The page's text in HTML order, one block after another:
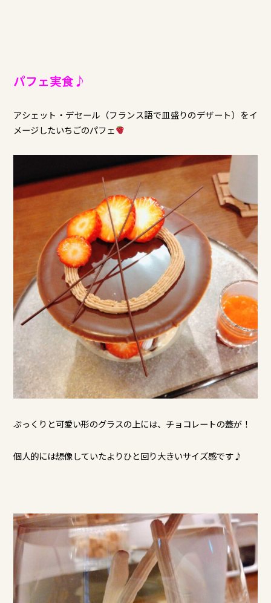
パフェ実食♪
アシェット・デセール（フランス語で皿盛りのデザート）をイ
メージしたいちごのパフェ
ぷっくりと可愛い形のグラスの上には、チョコレートの蓋が！
個人的には想像していたよりひと回り大きいサイズ感です♪